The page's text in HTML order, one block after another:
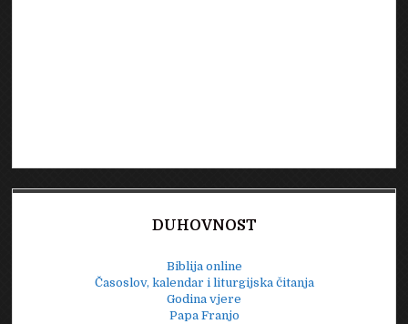
DUHOVNOST
Biblija online
Časoslov, kalendar i liturgijska čitanja
Godina vjere
Papa Franjo